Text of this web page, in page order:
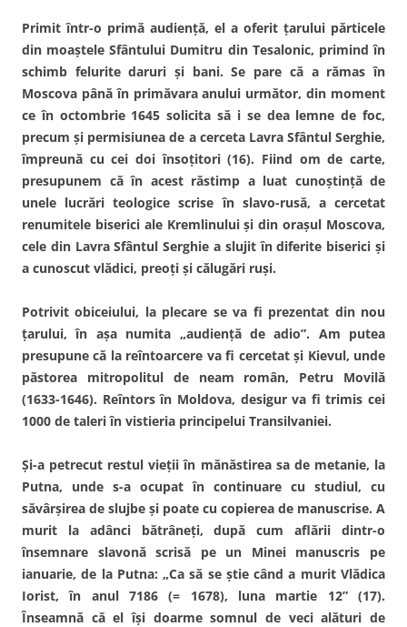
Primit într-o primă audienţă, el a oferit ţarului părticele
din moaştele Sfântului Dumitru din Tesalonic, primind în
schimb felurite daruri şi bani. Se pare că a rămas în
Moscova până în primăvara anului următor, din moment
ce în octombrie 1645 solicita să i se dea lemne de foc,
precum şi permisiunea de a cerceta Lavra Sfântul Serghie,
împreună cu cei doi însoţitori (16). Fiind om de carte,
presupunem că în acest răstimp a luat cunoştinţă de
unele lucrări teologice scrise în slavo-rusă, a cercetat
renumitele biserici ale Kremlinului şi din oraşul Moscova,
cele din Lavra Sfântul Serghie a slujit în diferite biserici şi
a cunoscut vlădici, preoţi şi călugări ruşi.
Potrivit obiceiului, la plecare se va fi prezentat din nou
ţarului, în aşa numita „audienţă de adio”. Am putea
presupune că la reîntoarcere va fi cercetat şi Kievul, unde
păstorea mitropolitul de neam român, Petru Movilă
(1633-1646). Reîntors în Moldova, desigur va fi trimis cei
1000 de taleri în vistieria principelui Transilvaniei.
Şi-a petrecut restul vieţii în mănăstirea sa de metanie, la
Putna, unde s-a ocupat în continuare cu studiul, cu
săvârşirea de slujbe şi poate cu copierea de manuscrise. A
murit la adânci bătrâneţi, după cum aflării dintr-o
însemnare slavonă scrisă pe un Minei manuscris pe
ianuarie, de la Putna: „Ca să se ştie când a murit Vlădica
Iorist, în anul 7186 (= 1678), luna martie 12” (17).
Înseamnă că el îşi doarme somnul de veci alături de